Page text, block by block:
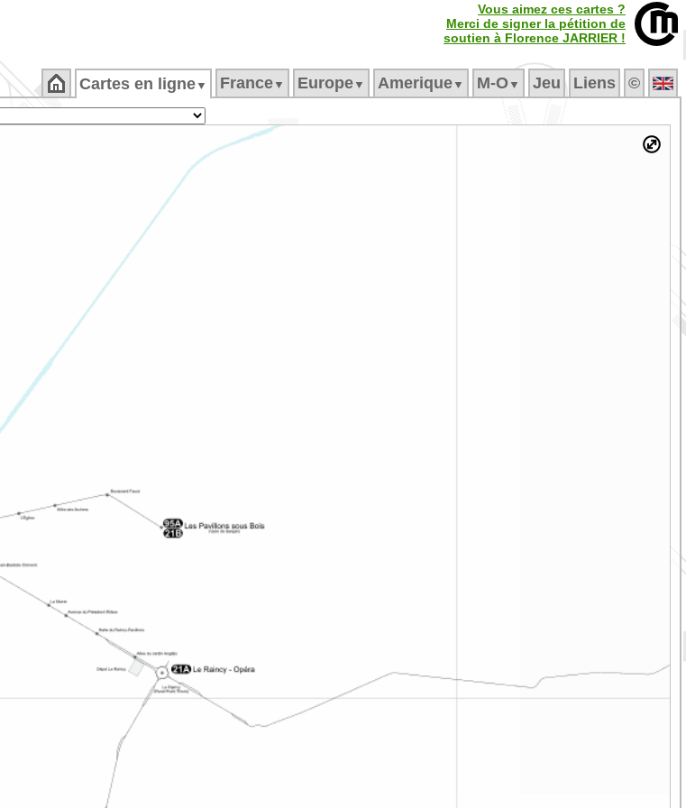
Vous aimez ces cartes ?
Merci de signer la pétition de
soutien à Florence JARRIER !
Cartes en ligne ▼ France ▼ Europe ▼ Amerique ▼ M‑O ▼ Jeu Liens ©